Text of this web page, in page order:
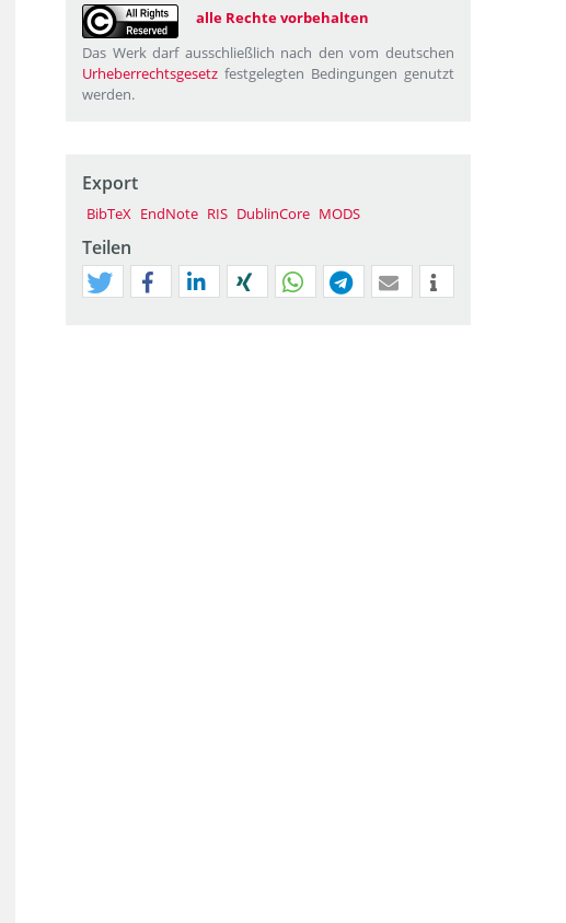
alle Rechte vorbehalten
Das Werk darf ausschließlich nach den vom deutschen
Urheberrechtsgesetz festgelegten Bedingungen genutzt
werden.
Export
BibTeX EndNote RIS DublinCore MODS
Teilen